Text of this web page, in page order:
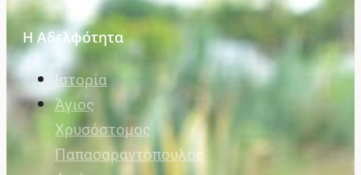
Η Αδελφότητα
Ιστορία
Άγιος
Χρυσόστομος
Παπασαραντόπουλος